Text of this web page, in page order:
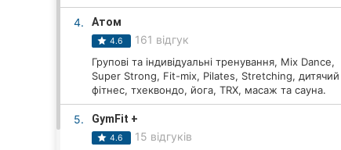
Житомир
4. Атом
4.6 161 відгук
Групові та індивідуальні тренування, Mix Dance,
Super Strong, Fit-mix, Pilates, Stretching, дитячий
фітнес, тхеквондо, йога, TRX, масаж та сауна.
5. GymFit +
4.6 15 відгуків